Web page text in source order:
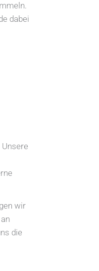
dabei
wir
die